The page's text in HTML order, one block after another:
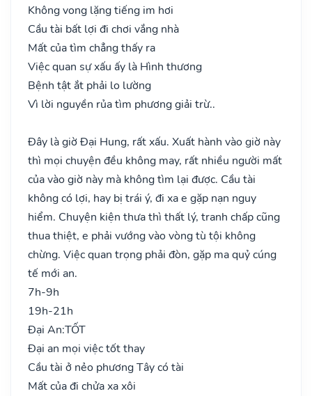
Không vong lặng tiếng im hơi
Cầu tài bất lợi đi chơi vắng nhà
Mất của tìm chẳng thấy ra
Việc quan sự xấu ấy là Hình thương
Bệnh tật ắt phải lo lường
Vì lời nguyền rủa tìm phương giải trừ..
Đây là giờ Đại Hung, rất xấu. Xuất hành vào giờ này
thì mọi chuyện đều không may, rất nhiều người mất
của vào giờ này mà không tìm lại được. Cầu tài
không có lợi, hay bị trái ý, đi xa e gặp nạn nguy
hiểm. Chuyện kiện thưa thì thất lý, tranh chấp cũng
thua thiệt, e phải vướng vào vòng tù tội không
chừng. Việc quan trọng phải đòn, gặp ma quỷ cúng
tế mới an.
7h-9h
19h-21h
Đại An:TỐT
Đại an mọi việc tốt thay
Cầu tài ở nẻo phương Tây có tài
Mất của đi chửa xa xôi